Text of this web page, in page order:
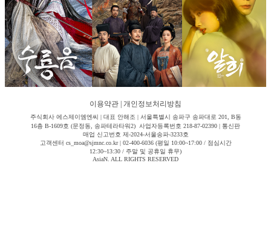
이용약관 개인정보처리방침
주식회사 에스제이엠엔씨 | 대표 안해조 | 서울특별시 송파구 송파대로 201, B동
16층 B-1609호 (문정동, 송파테라타워2) 사업자등록번호 218-87-02390 | 통신판
매업 신고번호 제-2024-서울송파-3233호
고객센터 cs_moa@sjmnc.co.kr | 02-400-6036 (평일 10:00~17:00 / 점심시간
12:30~13:30 / 주말 및 공휴일 휴무)
AsiaN. ALL RIGHTS RESERVED